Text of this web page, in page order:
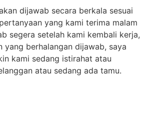
dijawab secara berkala sesuai
yang kami terima malam
segera setelah kami kembali kerja,
yang berhalangan dijawab, saya
kami sedang istirahat atau
atau sedang ada tamu.